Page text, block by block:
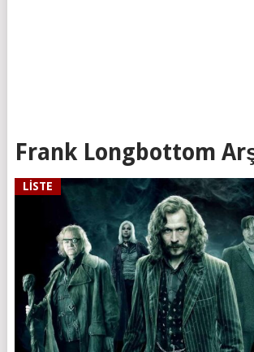
Frank Longbottom
LISTE